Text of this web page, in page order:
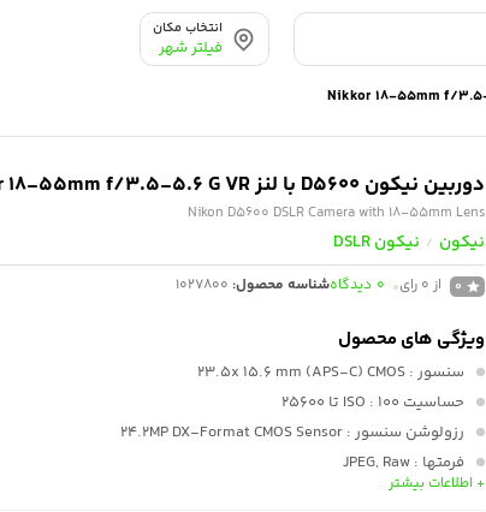
انتخاب مکان
فیلتر شهر
دوربین نیکون D5600 با لنز Nikkor 18-55mm f/3.5-5.6 G VR
Nikon D5600 DSLR Camera with 18-55mm Lens
نیکون / نیکون DSLR
0 از 0 رای 0 دیدگاهشناسه محصول: 1027800
ویژگی های محصول
سنسور : 23.5x 15.6 mm (APS-C) CMOS
حساسیت ISO : 100 تا 25600
رزولوشن سنسور : 24.2MP DX-Format CMOS Sensor
فرمتها : JPEG, Raw
سرعت شاتر
+ اطلاعات بیشتر